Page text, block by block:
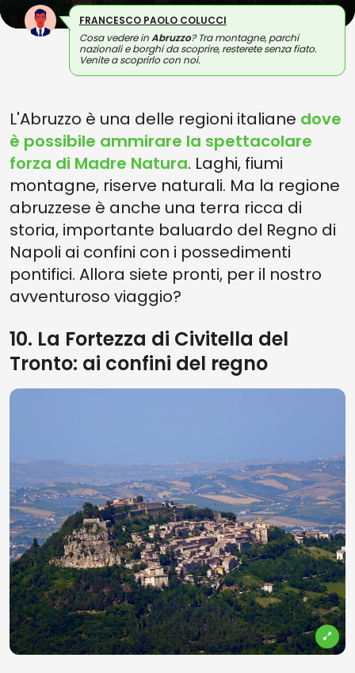
FRANCESCO PAOLO COLUCCI
Cosa vedere inAbruzzo? Tra montagne, parchi
nazionali e borghi da scoprire, resterete senza fiato.
Venite a scoprirlo con noi.
L'Abruzzo è una delle regioni italiane dove
è possibile ammirare la spettacolare
forza di Madre Natura. Laghi, fiumi
montagne, riserve naturali. Ma la regione
abruzzese è anche una terra ricca di
storia, importante baluardo del Regno di
Napoli ai confini con i possedimenti
pontifici. Allora siete pronti, per il nostro
avventuroso viaggio?
10. La Fortezza di Civitella del
Tronto: ai confini del regno